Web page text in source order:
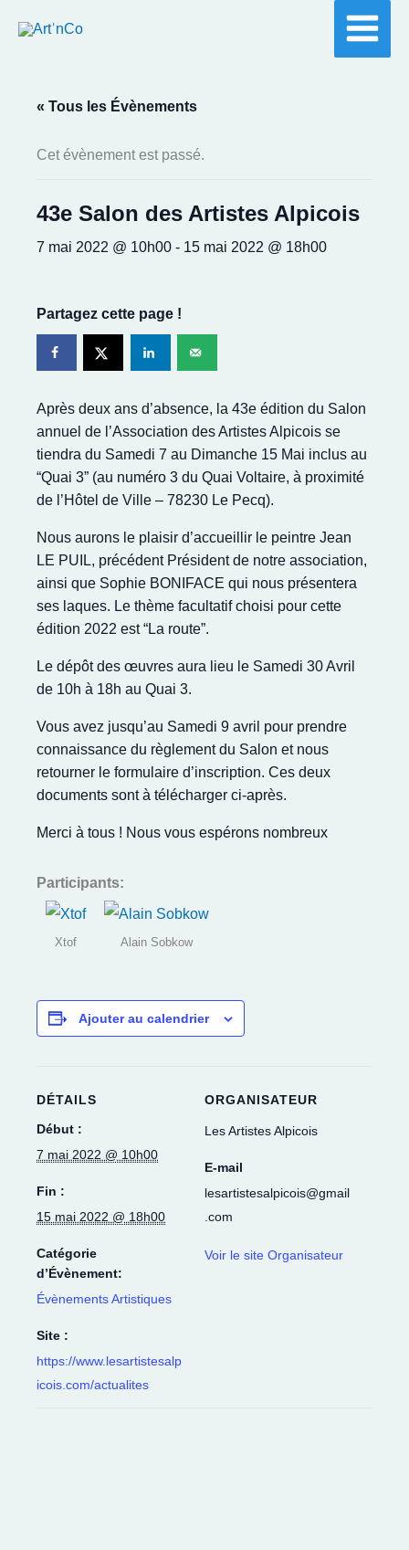
« Tous les Évènements
Cet évènement est passé.
43e Salon des Artistes Alpicois
7 mai 2022 @ 10h00 - 15 mai 2022 @ 18h00
Partagez cette page !
Après deux ans d’absence, la 43e édition du Salon
annuel de l’Association des Artistes Alpicois se
tiendra du Samedi 7 au Dimanche 15 Mai inclus au
“Quai 3” (au numéro 3 du Quai Voltaire, à proximité
de l’Hôtel de Ville – 78230 Le Pecq).
Nous aurons le plaisir d’accueillir le peintre Jean
LE PUIL, précédent Président de notre association,
ainsi que Sophie BONIFACE qui nous présentera
ses laques. Le thème facultatif choisi pour cette
édition 2022 est “La route”.
Le dépôt des œuvres aura lieu le Samedi 30 Avril
de 10h à 18h au Quai 3.
Vous avez jusqu’au Samedi 9 avril pour prendre
connaissance du règlement du Salon et nous
retourner le formulaire d’inscription. Ces deux
documents sont à télécharger ci-après.
Merci à tous ! Nous vous espérons nombreux
Participants:
Xtof Alain Sobkow
Ajouter au calendrier
DÉTAILS
Début :
7 mai 2022 @ 10h00
Fin :
15 mai 2022 @ 18h00
Catégorie
d’Évènement:
Évènements Artistiques
Site :
https://www.lesartistesalp
icois.com/actualites
ORGANISATEUR
Les Artistes Alpicois
E-mail
lesartistesalpicois@gmail
.com
Voir le site Organisateur